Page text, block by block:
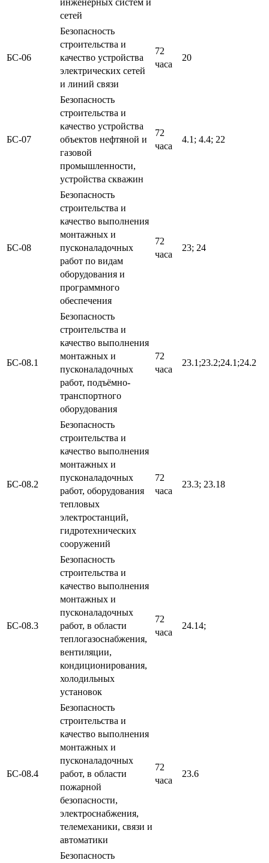
инженерных систем и
сетей
БС-06
Безопасность
строительства и
качество устройства
электрических сетей
и линий связи
72
часа
20
БС-07
Безопасность
строительства и
качество устройства
объектов нефтяной и
газовой
промышленности,
устройства скважин
72
часа
4.1; 4.4; 22
БС-08
Безопасность
строительства и
качество выполнения
монтажных и
пусконаладочных
работ по видам
оборудования и
программного
обеспечения
72
часа
23; 24
БС-08.1
Безопасность
строительства и
качество выполнения
монтажных и
пусконаладочных
работ, подъёмно-
транспортного
оборудования
72
часа
23.1;23.2;24.1;24.2
БС-08.2
Безопасность
строительства и
качество выполнения
монтажных и
пусконаладочных
работ, оборудования
тепловых
электростанций,
гидротехнических
сооружений
72
часа
23.3; 23.18
БС-08.3
Безопасность
строительства и
качество выполнения
монтажных и
пусконаладочных
работ, в области
теплогазоснабжения,
вентиляции,
кондиционирования,
холодильных
установок
72
часа
24.14;
БС-08.4
Безопасность
строительства и
качество выполнения
монтажных и
пусконаладочных
работ, в области
пожарной
безопасности,
электроснабжения,
телемеханики, связи и
автоматики
72
часа
23.6
Безопасность